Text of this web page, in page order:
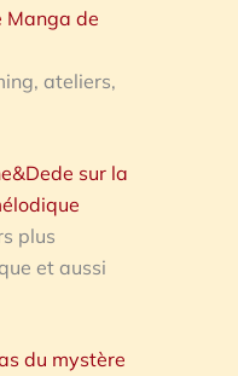
Manga de
ateliers,
sur la
plus
et aussi
du mystère